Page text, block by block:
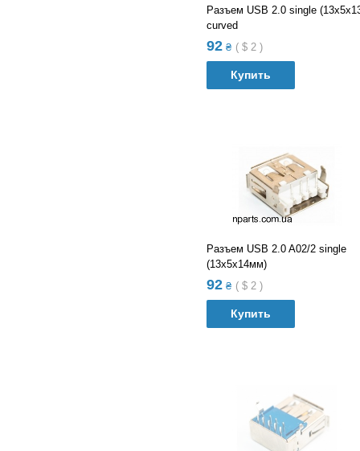
Разъем USB 2.0 single
curved
92 ₴ ( $ 2)
Купить
Разъем USB 2.0 A02/2 single
(13х5х14мм)
92 ₴ ( $ 2)
Купить